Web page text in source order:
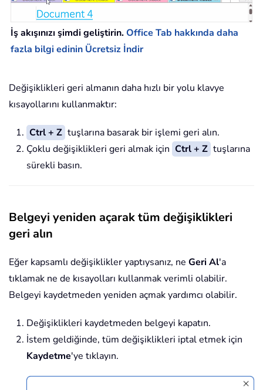
İş akışınızı şimdi geliştirin.Office Tab hakkında daha
fazla bilgi edinin Ücretsiz İndir
Değişiklikleri geri almanın daha hızlı bir yolu klavye
kısayollarını kullanmaktır:
Ctrl + Z tuşlarına basarak bir işlemi geri alın.
Çoklu değişiklikleri geri almak için Ctrl + Z tuşlarına
sürekli basın.
Belgeyi yeniden açarak tüm değişiklikleri
geri alın
Eğer kapsamlı değişiklikler yaptıysanız, ne Geri Al'a
tıklamak ne de kısayolları kullanmak verimli olabilir.
Belgeyi kaydetmeden yeniden açmak yardımcı olabilir.
Değişiklikleri kaydetmeden belgeyi kapatın.
İstem geldiğinde, tüm değişiklikleri iptal etmek için
Kaydetme'ye tıklayın.